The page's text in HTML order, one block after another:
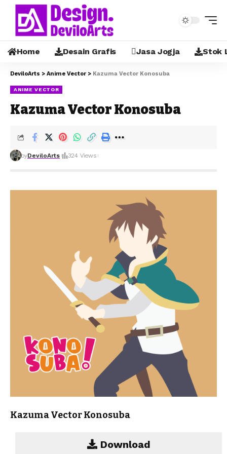
Home Desain Grafis Jasa Jogja Stok
DeviloArts > Anime Vector > Kazuma Vector Konosuba
ANIME VECTOR
Kazuma Vector Konosuba
byDeviloArts 324 Views
Kazuma Vector Konosuba
Download